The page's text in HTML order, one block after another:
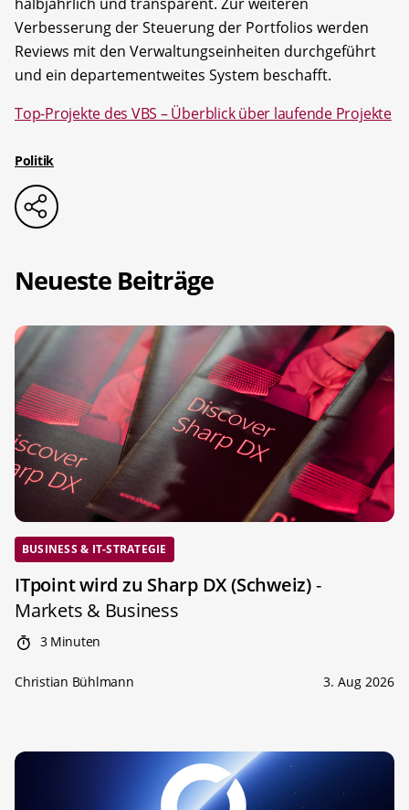
Verbesserung der Steuerung der Portfolios werden
Reviews mit den Verwaltungseinheiten durchgeführt
und ein departementweites System beschafft.
Top-Projekte des VBS – Überblick über laufende Projekte
Politik
Neueste Beiträge
BUSINESS & IT-STRATEGIE
ITpoint wird zu Sharp DX (Schweiz)-
Markets & Business
3 Minuten
Christian Bühlmann 3. Aug 2026